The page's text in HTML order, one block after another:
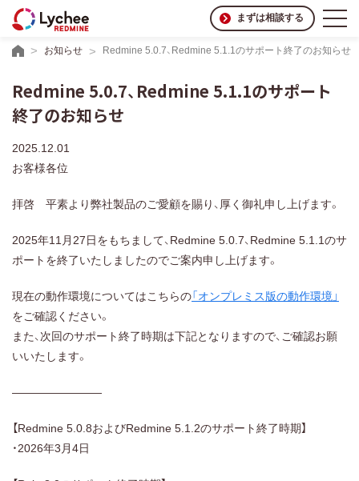
まずは相談する
お知らせ Redmine 5.0.7、Redmine 5.1.1のサポート終了のお知らせ
Redmine 5.0.7、Redmine 5.1.1のサポート
終了のお知らせ
2025.12.01
お客様各位
拝啓 平素より弊社製品のご愛顧を賜り、厚く御礼申し上げます。
2025年11月27日をもちまして、Redmine 5.0.7、Redmine 5.1.1のサ
ポートを終了いたしましたのでご案内申し上げます。
現在の動作環境についてはこちらの「オンプレミス版の動作環境」
をご確認ください。
また、次回のサポート終了時期は下記となりますので、ご確認お願
いいたします。
————————
【Redmine 5.0.8およびRedmine 5.1.2のサポート終了時期】
・2026年3月4日